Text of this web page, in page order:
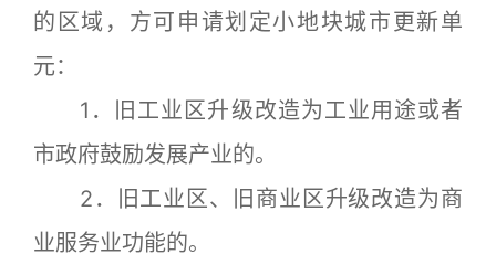
的区域，方可申请划定小地块城市更新单
元：
1．旧工业区升级改造为工业用途或者
市政府鼓励发展产业的。
2．旧工业区、旧商业区升级改造为商
业服务业功能的。